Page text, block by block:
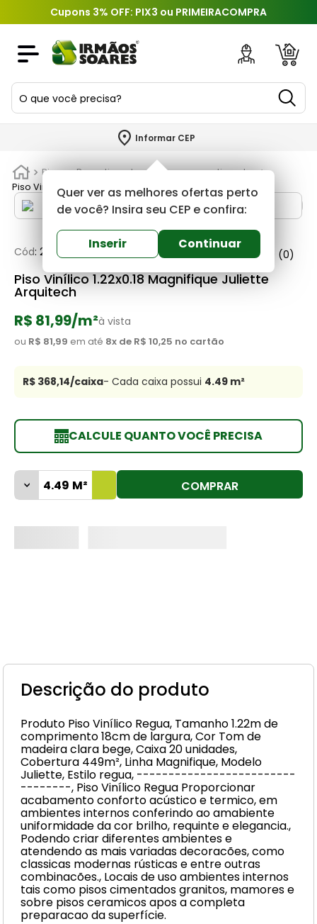
Cupons 3% OFF: PIX3 ou PRIMEIRACOMPRA
O que você precisa?
Informar CEP
Quer ver as melhores ofertas perto
de você? Insira seu CEP e confira:
Inserir Continuar
Pisos e Revestimentos
Pisos e revestimentos
Piso Vinílico 1.22x0.18 Magnifique Juliette Arquitech
Cód:260932 Arquitech (0)
Piso Vinílico 1.22x0.18 Magnifique Juliette
Arquitech
R$ 81,99/m²à vista
ou R$ 81,99 em até 8x de R$ 10,25 no cartão
R$ 368,14/caixa- Cada caixa possui 4.49 m²
CALCULE QUANTO VOCÊ PRECISA
COMPRAR
Descrição do produto
Produto Piso Vinílico Regua, Tamanho 1.22m de
comprimento 18cm de largura, Cor Tom de
madeira clara bege, Caixa 20 unidades,
Cobertura 449m², Linha Magnifique, Modelo
Juliette, Estilo regua, -------------------------
--------, Piso Vinílico Regua Proporcionar
acabamento conforto acústico e termico, em
ambientes internos conferindo ao amabiente
uniformidade da cor brilho, requinte e elegancia.,
Podendo criar diferentes ambientes e
atendendo as mais variadas decoracões, como
classicas modernas rústicas e entre outras
combinacões., Locais de uso ambientes internos
tais como pisos cimentados granitos, mamores e
sobre pisos ceramicos apos a completa
preparacao da superfície.
TERMOS MAIS BUSCADOS
2 º
3º
porta
revestimento
5º
telha
6º
argamassa
cimento
10 º vaso sanitário